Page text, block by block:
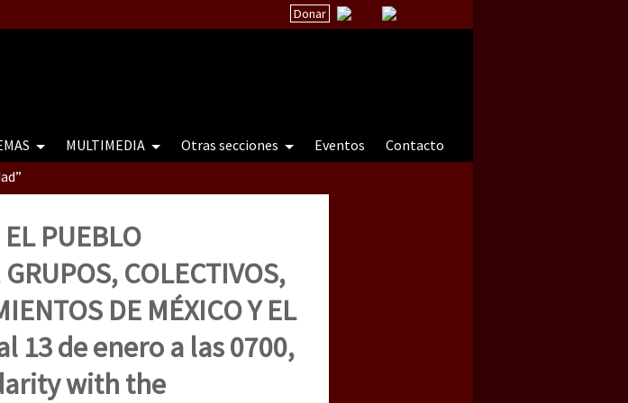
Donar
MULTIMEDIA Otras secciones Eventos
Contacto
populações e a natureza e a natureza sob cerco)
PUEBLO
COLECTIVOS,
DE MÉXICO Y EL
13 de enero a las 0700,
with the